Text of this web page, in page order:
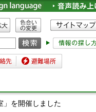
色合いの変更
避難場所
」を開催しました